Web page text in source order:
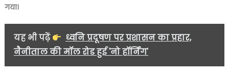
गया।
यह भी पढ़ें
ध्वनि प्रदूषण पर प्रशासन का प्रहार,
नैनीताल की मॉल रोड हुई 'नो हॉर्निंग'